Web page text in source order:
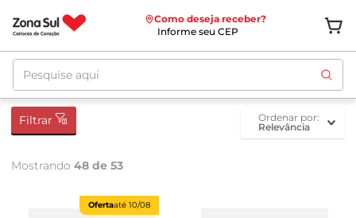
Como deseja receber?
Informe seu CEP
Pesquise aqui
Filtrar
ordenar por
Relevância
Mostrando 48 de 53
Ofertaaté 10/08